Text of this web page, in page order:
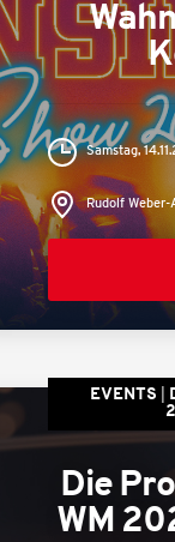
Samstag,
Rudolf Weber-
EVENTS
Die
WM